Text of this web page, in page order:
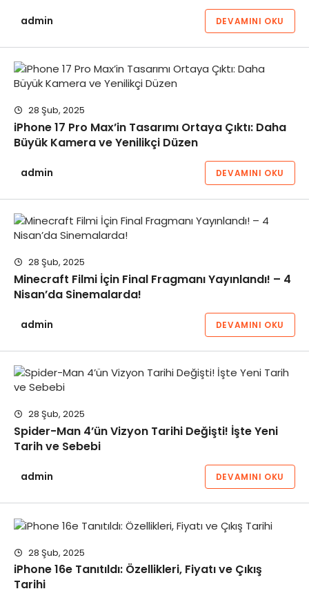
admin DEVAMINI OKU
28 Şub, 2025
iPhone 17 Pro Max’in Tasarımı Ortaya Çıktı: Daha
Büyük Kamera ve Yenilikçi Düzen
admin DEVAMINI OKU
28 Şub, 2025
Minecraft Filmi İçin Final Fragmanı Yayınlandı! – 4
Nisan’da Sinemalarda!
admin DEVAMINI OKU
28 Şub, 2025
Spider-Man 4’ün Vizyon Tarihi Değişti! İşte Yeni
Tarih ve Sebebi
admin DEVAMINI OKU
28 Şub, 2025
iPhone 16e Tanıtıldı: Özellikleri, Fiyatı ve Çıkış
Tarihi